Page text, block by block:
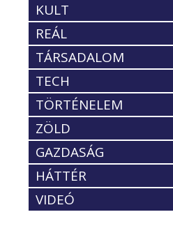
KULT
REÁL
TÁRSADALOM
TECH
TÖRTÉNELEM
ZÖLD
GAZDASÁG
HÁTTÉR
VIDEÓ